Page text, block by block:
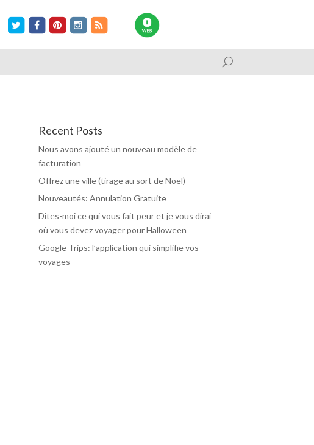
Recent Posts
Nous avons ajouté un nouveau modèle de
facturation
Offrez une ville (tirage au sort de Noël)
Nouveautés: Annulation Gratuite
Dites-moi ce qui vous fait peur et je vous dirai
où vous devez voyager pour Halloween
Google Trips: l’application qui simplifie vos
voyages